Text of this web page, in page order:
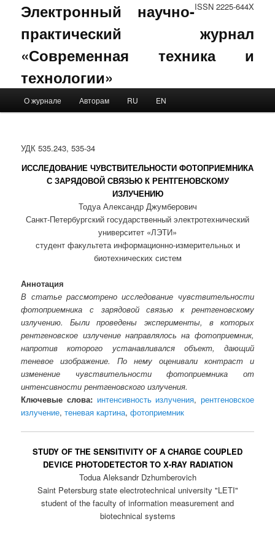
ISSN 2225-644X
Электронный научно-
практический журнал
«Современная техника и
технологии»
Skip to primary content
Skip to secondary content
О журнале Авторам RU EN
УДК 535.243, 535-34
ИССЛЕДОВАНИЕ ЧУВСТВИТЕЛЬНОСТИ ФОТОПРИЕМНИКА
С ЗАРЯДОВОЙ СВЯЗЬЮ К РЕНТГЕНОВСКОМУ
ИЗЛУЧЕНИЮ
Тодуа Александр Джумберович
Санкт-Петербургский государственный электротехнический
университет «ЛЭТИ»
студент факультета информационно-измерительных и
биотехнических систем
Аннотация
В статье рассмотрено исследование чувствительности
фотоприемника с зарядовой связью к рентгеновскому
излучению. Были проведены эксперименты, в которых
рентгеновское излучение направлялось на фотоприемник,
напротив которого устанавливался объект, дающий
теневое изображение. По нему оценивали контраст и
изменение чувствительности фотоприемника от
интенсивности рентгеновского излучения.
Ключевые слова: интенсивность излучения, рентгеновское
излучение,теневая картина,фотоприемник
STUDY OF THE SENSITIVITY OF A CHARGE COUPLED
DEVICE PHOTODETECTOR TO X-RAY RADIATION
Todua Aleksandr Dzhumberovich
Saint Petersburg state electrotechnical university "LETI"
student of the faculty of information measurement and
biotechnical systems